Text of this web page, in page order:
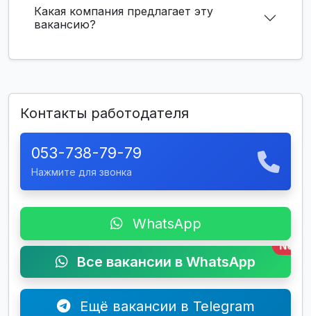
Какая компания предлагает эту
вакансию?
Контакты работодателя
053-738-79-79
Нажмите для звонка
WhatsApp
Все вакансии в WhatsApp
New
Ещё вакансии в Telegram